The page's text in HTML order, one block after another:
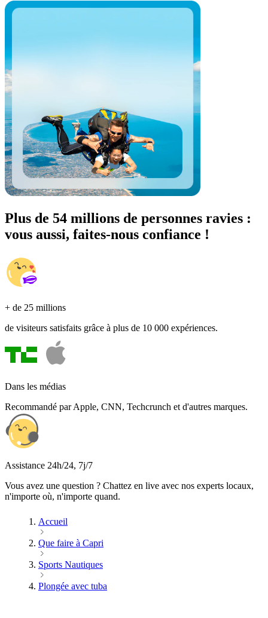
Plus de 54 millions de personnes ravies :
vous aussi, faites-nous confiance !
+ de 25 millions
de visiteurs satisfaits grâce à plus de 10 000 expériences.
Dans les médias
Recommandé par Apple, CNN, Techcrunch et d'autres marques.
Assistance 24h/24, 7j/7
Vous avez une question ? Chattez en live avec nos experts locaux,
n'importe où, n'importe quand.
Accueil
Que faire à Capri
Sports Nautiques
Plongée avec tuba